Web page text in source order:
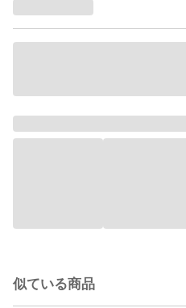
似ている商品